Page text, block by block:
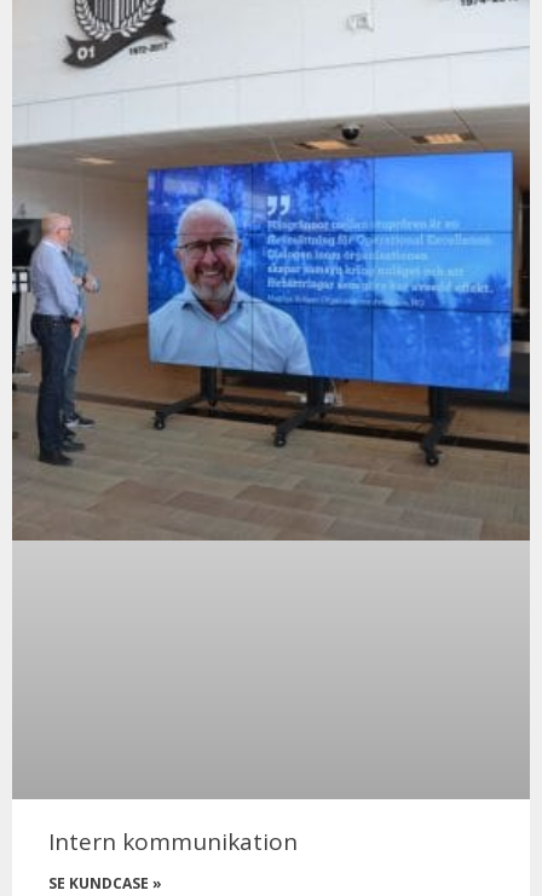
Intern kommunikation
SE KUNDCASE »